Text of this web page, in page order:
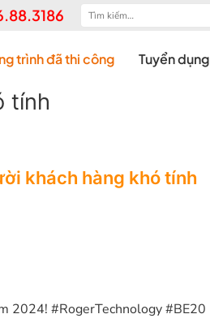
Tìm
trình đã thi công Tuyển dụng
tính
khách hàng khó tính
2024! #RogerTechnology #BE20